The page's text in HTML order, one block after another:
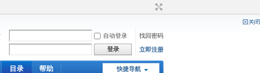
自动登录
找回密码
登录 立即注册
快捷导航
目录 帮助